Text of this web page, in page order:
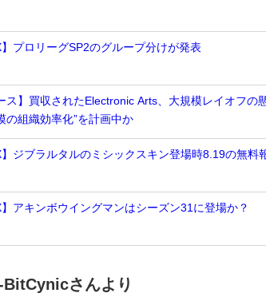
】プロリーグSP2のグループ分けが発表
ス】買収されたElectronic Arts、大規模レイオフの
の組織効率化”を計画中か
】ジブラルタルのミシックスキン登場時8.19の無料
】アキンボウイングマンはシーズン31に登場か？
さんより